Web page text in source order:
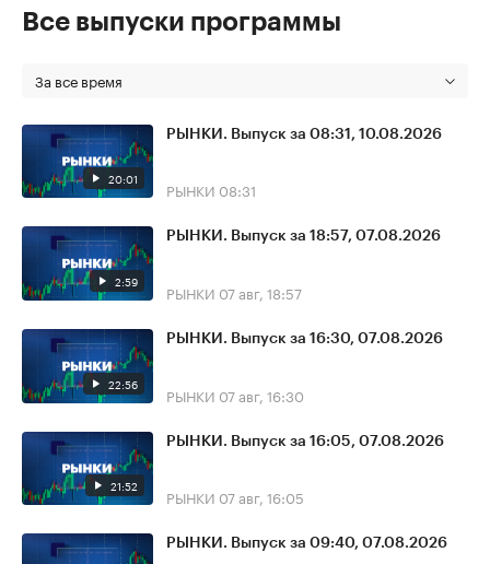
Все выпуски программы
За все время
20:01
РЫНКИ. Выпуск за 08:31, 10.08.2026
РЫНКИ 08:31
2:59
РЫНКИ. Выпуск за 18:57, 07.08.2026
РЫНКИ 07 авг, 18:57
22:56
РЫНКИ. Выпуск за 16:30, 07.08.2026
РЫНКИ 07 авг, 16:30
21:52
РЫНКИ. Выпуск за 16:05, 07.08.2026
РЫНКИ 07 авг, 16:05
РЫНКИ. Выпуск за 09:40, 07.08.2026